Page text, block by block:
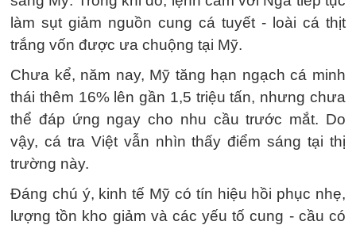
làm sụt giảm nguồn cung cá tuyết - loài cá thịt
trắng vốn được ưa chuộng tại Mỹ.
Chưa kể, năm nay, Mỹ tăng hạn ngạch cá minh
thái thêm 16% lên gần 1,5 triệu tấn, nhưng chưa
thể đáp ứng ngay cho nhu cầu trước mắt. Do
vậy, cá tra Việt vẫn nhìn thấy điểm sáng tại thị
trường này.
Đáng chú ý, kinh tế Mỹ có tín hiệu hồi phục nhẹ,
lượng tồn kho giảm và các yếu tố cung - cầu có